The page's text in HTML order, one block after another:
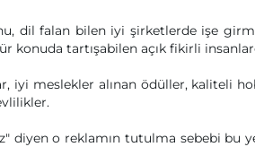
dil falan bilen iyi şirketlerde işe
konuda tartışabilen açık fikirli
iyi meslekler alınan ödüller, kaliteli
diyen o reklamın tutulma sebebi bu